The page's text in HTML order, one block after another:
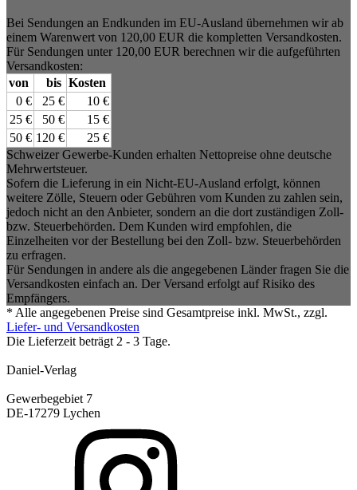
Bei Sendungen an Endkunden im EU-Ausland übernehmen wir ab
einem Warenwert von 120,00 EUR die kompletten Versandkosten.
Für Sendungen unter 120,00 EUR berechnen wir die aufgeführten
Versandkosten:
von
bis Kosten
0 €
25 €
10 €
25 €
50 €
15 €
50 € 120 €
25 €
Schweizer Gewerbe-Kunden erhalten Nettopreise ohne deutsche
Mehrwertsteuer.
Sofern die Lieferung in ein Nicht-EU-Ausland erfolgt, können
weitere Zölle, Steuern oder Gebühren vom Kunden zu zahlen sein,
jedoch nicht an den Anbieter, sondern an die dort zuständigen Zoll-
bzw. Steuerbehörden. Dem Kunden wird empfohlen, die
Einzelheiten vor der Bestellung bei den Zoll- bzw. Steuerbehörden
zu erfragen.
Für Sendungen in andere als die angegebenen Länder fragen Sie die
Versandkosten einfach an. Der Versand erfolgt auf Risiko des
Empfängers.
* Alle angegebenen Preise sind Gesamtpreise inkl. MwSt., zzgl.
Liefer- und Versandkosten
Die Lieferzeit beträgt 2 - 3 Tage.
Daniel-Verlag
Gewerbegebiet 7
DE-17279 Lychen